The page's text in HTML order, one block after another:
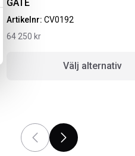
651 kr
GATE
Artikelnr: CV0192
64 250 kr
Välj alternativ